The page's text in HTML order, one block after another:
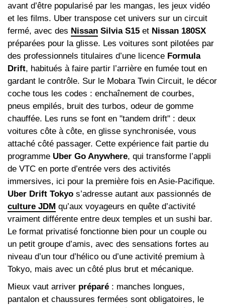
avant d’être popularisé par les mangas, les jeux vidéo
et les films. Uber transpose cet univers sur un circuit
fermé, avec des Nissan Silvia S15 et Nissan 180SX
préparées pour la glisse. Les voitures sont pilotées par
des professionnels titulaires d’une licence Formula
Drift, habitués à faire partir l’arrière en fumée tout en
gardant le contrôle. Sur le Mobara Twin Circuit, le décor
coche tous les codes : enchaînement de courbes,
pneus empilés, bruit des turbos, odeur de gomme
chauffée. Les runs se font en "tandem drift" : deux
voitures côte à côte, en glisse synchronisée, vous
attaché côté passager. Cette expérience fait partie du
programme Uber Go Anywhere, qui transforme l’appli
de VTC en porte d’entrée vers des activités
immersives, ici pour la première fois en Asie‑Pacifique.
Uber Drift Tokyo s’adresse autant aux passionnés de
culture JDM qu’aux voyageurs en quête d’activité
vraiment différente entre deux temples et un sushi bar.
Le format privatisé fonctionne bien pour un couple ou
un petit groupe d’amis, avec des sensations fortes au
niveau d’un tour d’hélico ou d’une activité premium à
Tokyo, mais avec un côté plus brut et mécanique.
Mieux vaut arriver préparé : manches longues,
pantalon et chaussures fermées sont obligatoires, le